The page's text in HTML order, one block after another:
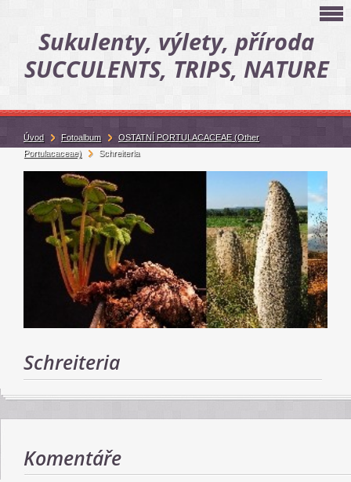
Sukulenty, výlety, příroda
SUCCULENTS, TRIPS, NATURE
Schreiteria
Komentáře
Úvod Fotoalbum
OSTATNÍ PORTULACACEAE (Other
Portulacaceae)
Schreiteria